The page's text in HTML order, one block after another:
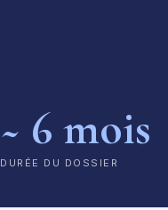
~ 6 mois
DURÉE DU DOSSIER